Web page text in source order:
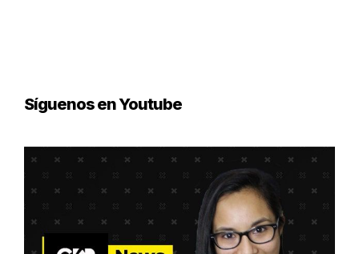
Síguenos en Youtube